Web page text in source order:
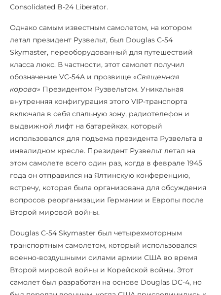
Consolidated B-24 Liberator.
Однако самым известным самолетом, на котором
летал президент Рузвельт, был Douglas C-54
Skymaster, переоборудованный для путешествий
класса люкс. В частности, этот самолет получил
обозначение VC-54A и прозвище «Священная
корова» Президентом Рузвельтом. Уникальная
внутренняя конфигурация этого VIP-транспорта
включала в себя спальную зону, радиотелефон и
выдвижной лифт на батарейках, который
использовался для подъема президента Рузвельта в
инвалидном кресле. Президент Рузвельт летал на
этом самолете всего один раз, когда в феврале 1945
года он отправился на Ялтинскую конференцию,
встречу, которая была организована для обсуждения
вопросов реорганизации Германии и Европы после
Второй мировой войны.
Douglas C-54 Skymaster был четырехмоторным
транспортным самолетом, который использовался
военно-воздушными силами армии США во время
Второй мировой войны и Корейской войны. Этот
самолет был разработан на основе Douglas DC-4, но